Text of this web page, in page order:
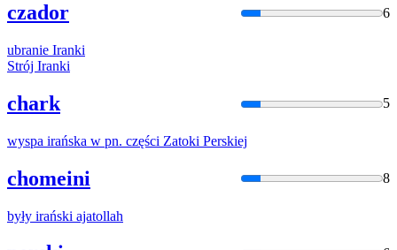
czador 6
ubranie Iranki
Strój Iranki
chark 5
wyspa irańska w pn. części Zatoki Perskiej
chomeini 8
były irański ajatollah